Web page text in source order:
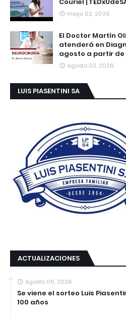
mayo 02, 2026
El Doctor Martín
atenderá en
agosto a partir de
agosto 03, 2026
LUIS PIASENTINI SA
ACTUALIZACIONES
Agosto 06, 2026
Se viene el sorteo Luis
100 años